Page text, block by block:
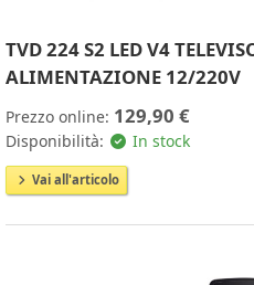
TVD 224 S2 LED V4
ALIMENTAZIONE 12/220V
Prezzo online: 129,90 €
Disponibilità: In stock
Vai all'articolo